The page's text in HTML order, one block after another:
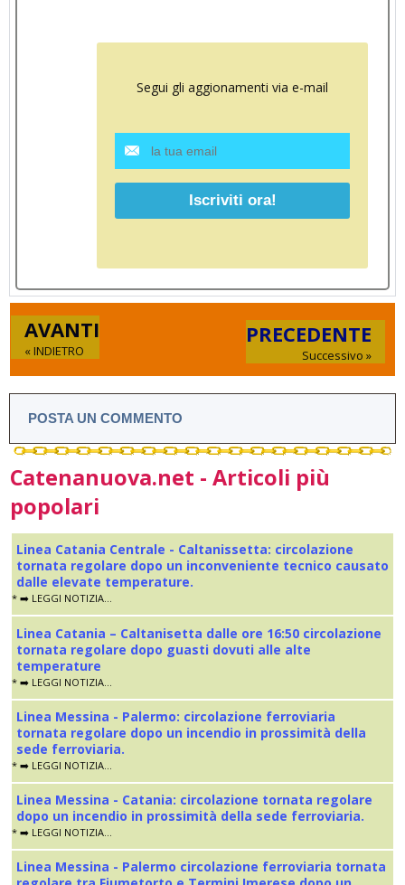
Segui gli aggionamenti via e-mail
AVANTI
« INDIETRO
PRECEDENTE
Successivo »
POSTA UN COMMENTO
Catenanuova.net - Articoli più
popolari
Linea Catania Centrale - Caltanissetta: circolazione
tornata regolare dopo un inconveniente tecnico causato
dalle elevate temperature.
* ➡️ LEGGI NOTIZIA...
Linea Catania – Caltanisetta dalle ore 16:50 circolazione
tornata regolare dopo guasti dovuti alle alte
temperature
* ➡️ LEGGI NOTIZIA...
Linea Messina - Palermo: circolazione ferroviaria
tornata regolare dopo un incendio in prossimità della
sede ferroviaria.
* ➡️ LEGGI NOTIZIA...
Linea Messina - Catania: circolazione tornata regolare
dopo un incendio in prossimità della sede ferroviaria.
* ➡️ LEGGI NOTIZIA...
Linea Messina - Palermo circolazione ferroviaria tornata